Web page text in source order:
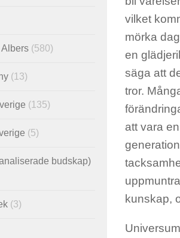
vilket
mörka
en
säga att
tror.
att vara
kunskap,
(580)
(13)
(135)
(5)
budskap)
(3)